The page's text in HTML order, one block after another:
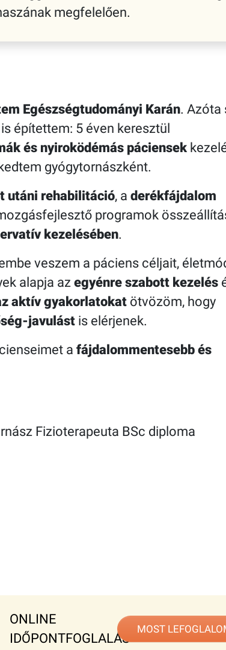
megfelelően.
Egészségtudományi Karán. Azóta
építettem: 5 éven keresztül
és nyiroködémás páciensek
gyógytornászként.
utáni rehabilitáció, a derékfájdalom
programok
kezelésében.
veszem a páciens céljait,
alapja az egyénre szabott kezelés
aktív gyakorlatokat ötvözöm, hogy
javulást is elérjenek.
a fájdalommentesebb és
Fizioterapeuta BSc diploma
ONLINE
IDŐPONTFOGLALÁS
MOST